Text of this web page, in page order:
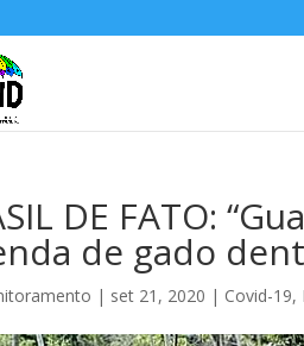
DE FATO:
de gado
| set 21, 2020 | Covid-19,